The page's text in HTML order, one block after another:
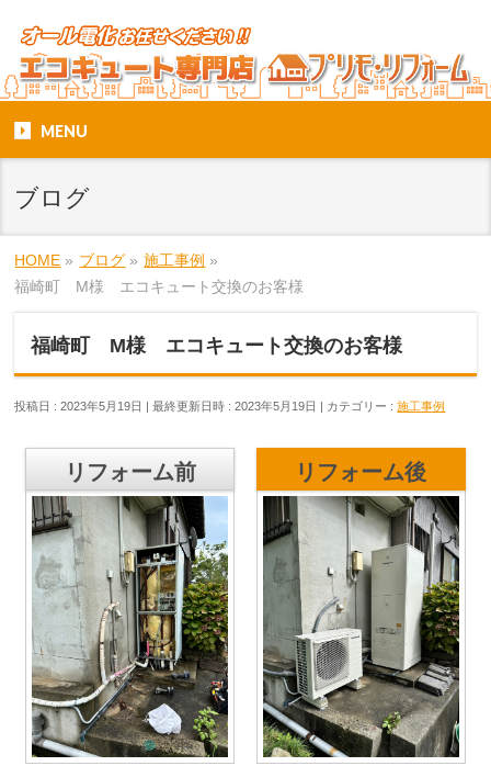
MENU
ブログ
HOME » ブログ » 施工事例 »
福崎町 M様 エコキュート交換のお客様
福崎町 M様 エコキュート交換のお客様
投稿日 : 2023年5月19日 最終更新日時 : 2023年5月19日 カテゴリー :施工事例
リフォーム前 リフォーム後